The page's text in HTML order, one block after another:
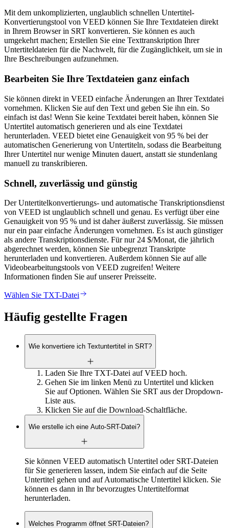
Mit dem unkomplizierten, unglaublich schnellen Untertitel-
Konvertierungstool von VEED können Sie Ihre Textdateien direkt
in Ihrem Browser in SRT konvertieren. Sie können es auch
umgekehrt machen; Erstellen Sie eine Texttranskription Ihrer
Untertiteldateien für die Nachwelt, für die Zugänglichkeit, um sie in
Ihre Beschreibungen aufzunehmen.
Bearbeiten Sie Ihre Textdateien ganz einfach
Sie können direkt in VEED einfache Änderungen an Ihrer Textdatei
vornehmen. Klicken Sie auf den Text und geben Sie ihn ein. So
einfach ist das! Wenn Sie keine Textdatei bereit haben, können Sie
Untertitel automatisch generieren und als eine Textdatei
herunterladen. VEED bietet eine Genauigkeit von 95 % bei der
automatischen Generierung von Untertiteln, sodass die Bearbeitung
Ihrer Untertitel nur wenige Minuten dauert, anstatt sie stundenlang
manuell zu transkribieren.
Schnell, zuverlässig und günstig
Der Untertitelkonvertierungs- und automatische Transkriptionsdienst
von VEED ist unglaublich schnell und genau. Es verfügt über eine
Genauigkeit von 95 % und ist daher äußerst zuverlässig. Sie müssen
nur ein paar einfache Änderungen vornehmen. Es ist auch günstiger
als andere Transkriptionsdienste. Für nur 24 $/Monat, die jährlich
abgerechnet werden, können Sie unbegrenzt Transkripte
herunterladen und konvertieren. Außerdem können Sie auf alle
Videobearbeitungstools von VEED zugreifen! Weitere
Informationen finden Sie auf unserer Preisseite.
Wählen Sie TXT-Datei
Häufig gestellte Fragen
Wie konvertiere ich Textuntertitel in SRT?
Laden Sie Ihre TXT-Datei auf VEED hoch.
Gehen Sie im linken Menü zu Untertitel und klicken
Sie auf Optionen. Wählen Sie SRT aus der Dropdown-
Liste aus.
Klicken Sie auf die Download-Schaltfläche.
Wie erstelle ich eine Auto-SRT-Datei?
Sie können VEED automatisch Untertitel oder SRT-Dateien
für Sie generieren lassen, indem Sie einfach auf die Seite
Untertitel gehen und auf Automatische Untertitel klicken. Sie
können es dann in Ihr bevorzugtes Untertitelformat
herunterladen.
Welches Programm öffnet SRT-Dateien?